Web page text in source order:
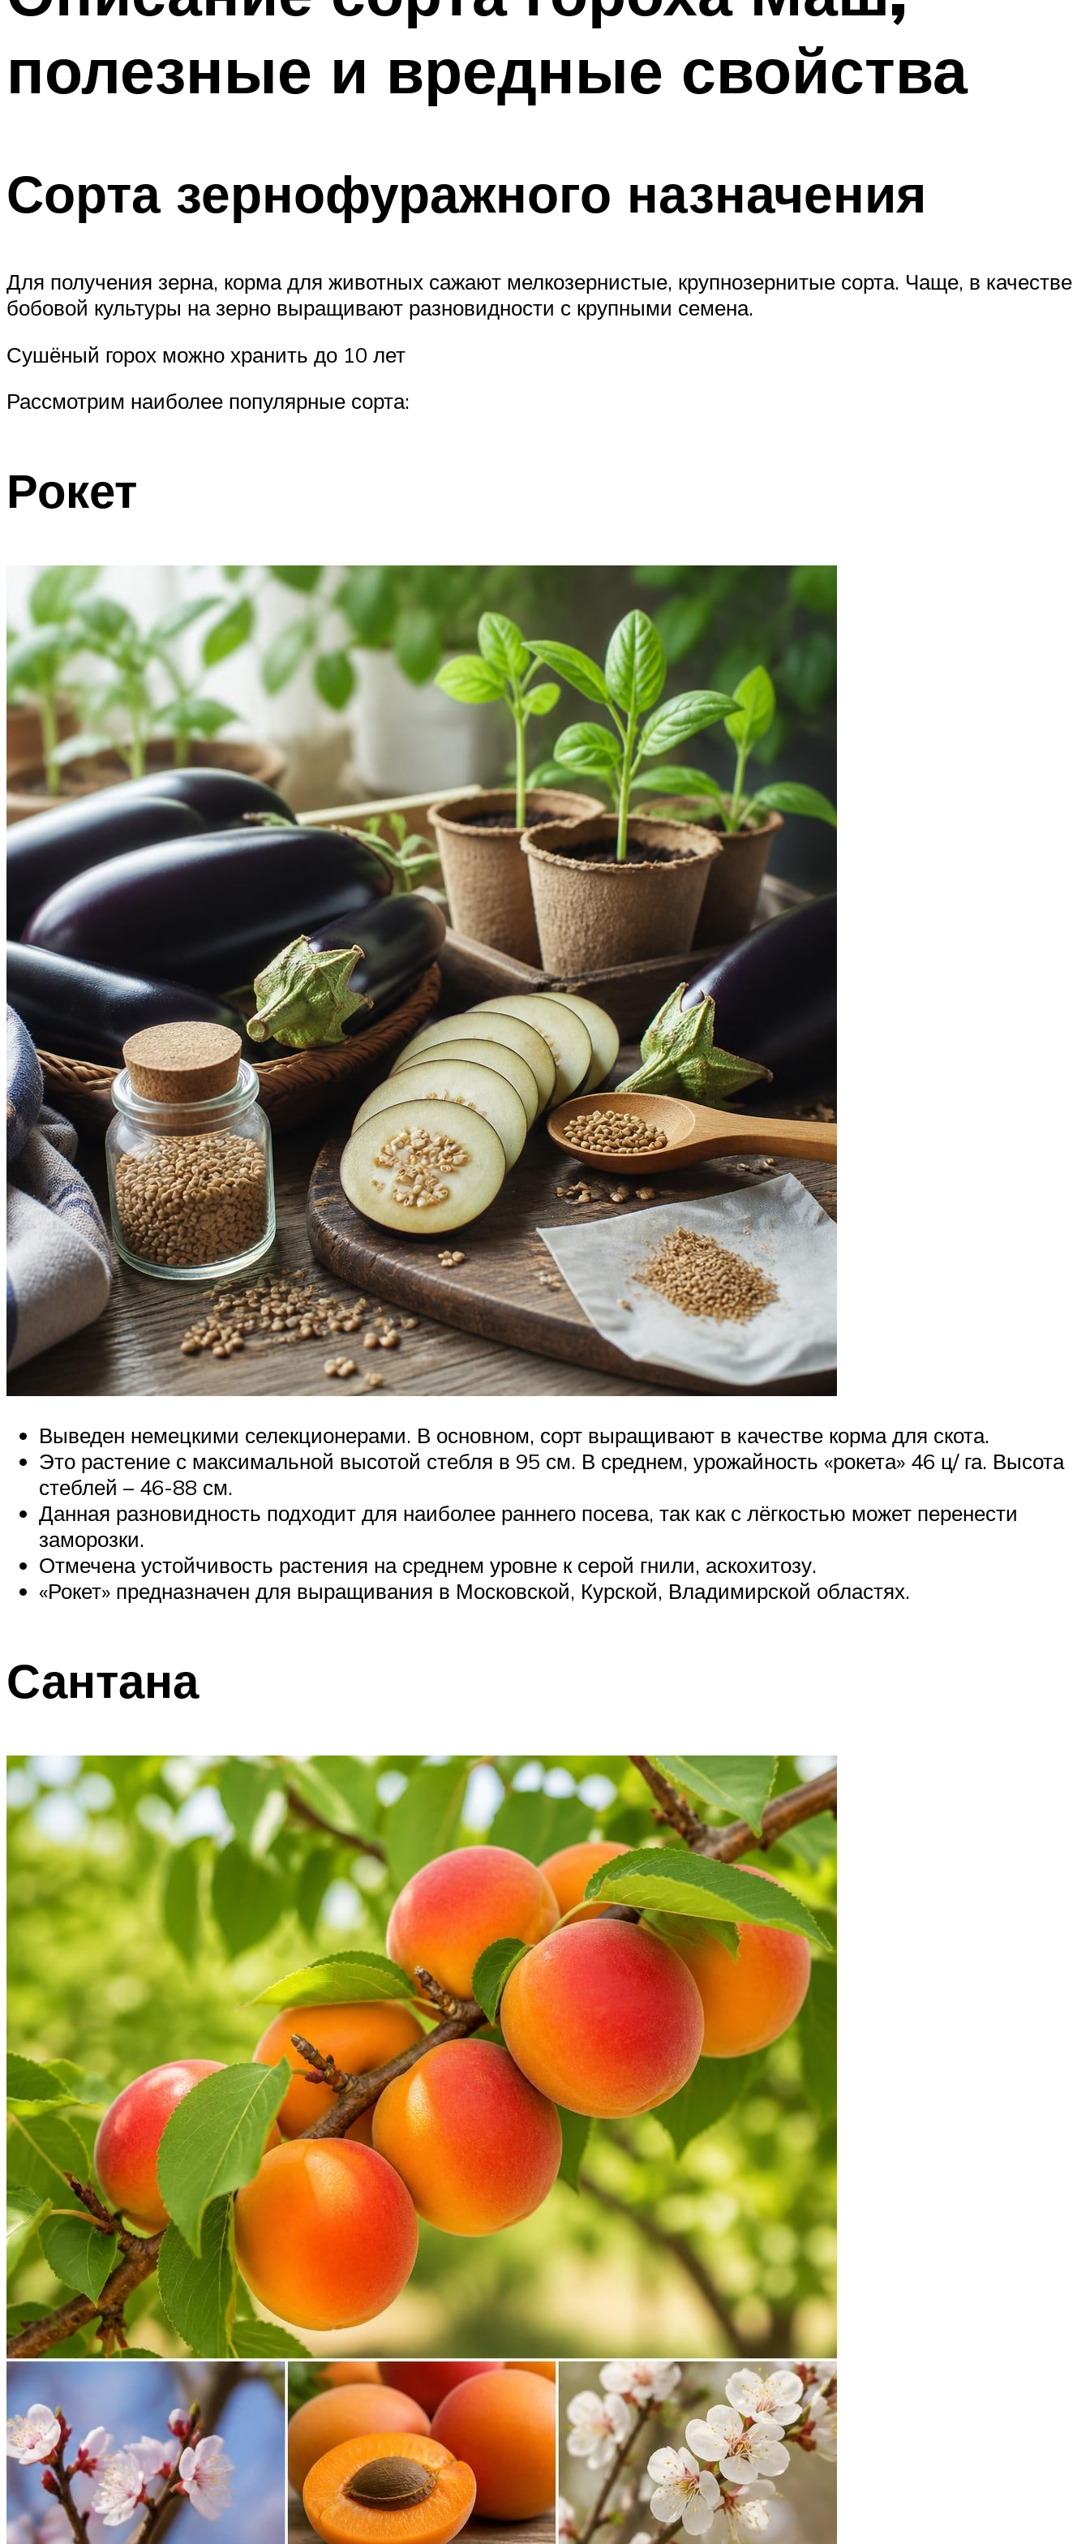
полезные и вредные свойства
Сорта зернофуражного назначения
Для получения зерна, корма для животных сажают мелкозернистые, крупнозернитые сорта. Чаще, в качестве
бобовой культуры на зерно выращивают разновидности с крупными семена.
Сушёный горох можно хранить до 10 лет
Рассмотрим наиболее популярные сорта:
Рокет
Выведен немецкими селекционерами. В основном, сорт выращивают в качестве корма для скота.
Это растение с максимальной высотой стебля в 95 см. В среднем, урожайность «рокета» 46 ц/ га. Высота
стеблей – 46-88 см.
Данная разновидность подходит для наиболее раннего посева, так как с лёгкостью может перенести
заморозки.
Отмечена устойчивость растения на среднем уровне к серой гнили, аскохитозу.
«Рокет» предназначен для выращивания в Московской, Курской, Владимирской областях.
Сантана